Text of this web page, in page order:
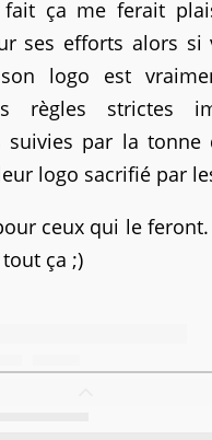
ça me ferait
ses efforts alors si
logo est
règles strictes
suivies par la tonne
logo sacrifié par
ceux qui le
ça ;)